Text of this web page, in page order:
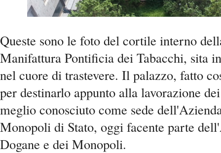
Queste sono le foto del cortile interno
Manifattura Pontificia dei Tabacchi, sita
nel cuore di trastevere. Il palazzo, fatto
per destinarlo appunto alla lavorazione
meglio conosciuto come sede
Monopoli di Stato, oggi facente parte
Dogane e dei Monopoli.